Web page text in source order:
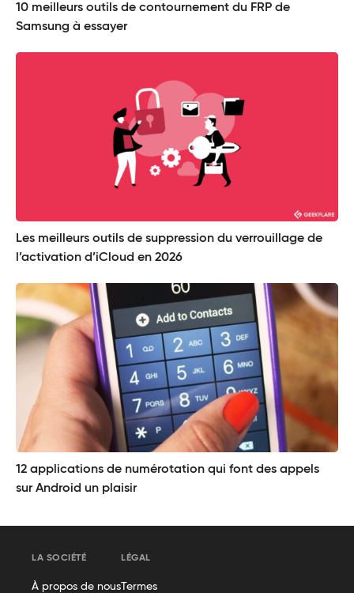
10 meilleurs outils de contournement du FRP de
Samsung à essayer
Les meilleurs outils de suppression du verrouillage de
l’activation d’iCloud en 2026
12 applications de numérotation qui font des appels
sur Android un plaisir
LA SOCIÉTÉ
À propos de nous
LÉGAL
Termes